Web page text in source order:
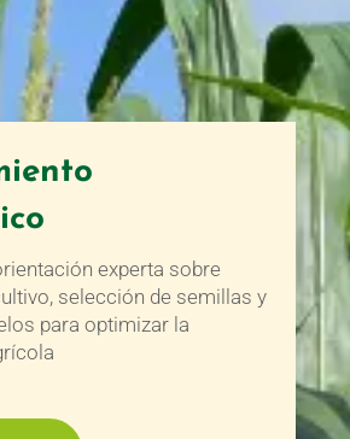
experta sobre
selección de semillas y
para optimizar la